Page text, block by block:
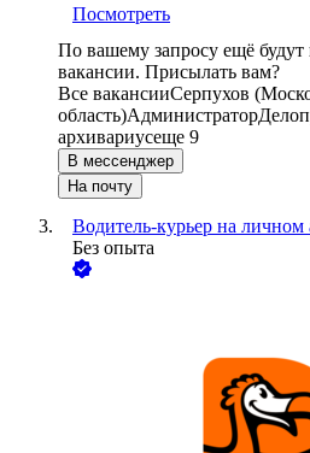
Посмотреть
По вашему запросу ещё будут
вакансии. Присылать вам?
Все вакансииСерпухов
область)Администратор
архивариусеще 9
В мессенджер
На почту
Водитель-курьер на личном
Без опыта